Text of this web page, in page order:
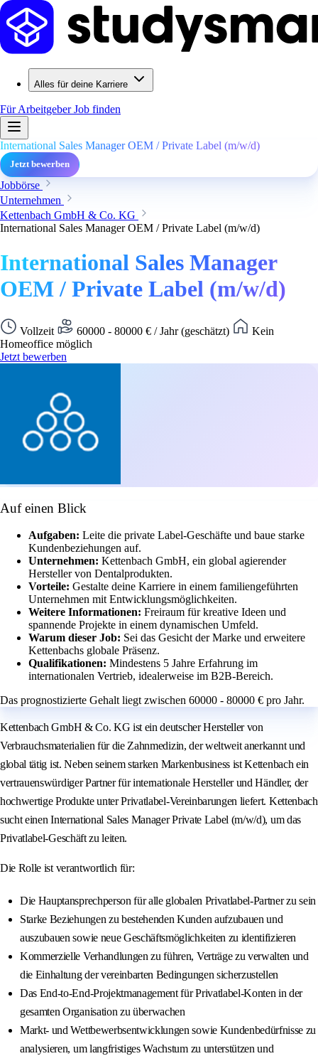
Alles für deine Karriere
Für ArbeitgeberJob finden
International Sales Manager OEM / Private Label (m/w/d)
Jetzt bewerben
Jobbörse
Unternehmen
Kettenbach GmbH & Co. KG
International Sales Manager OEM / Private Label (m/w/d)
International Sales Manager
OEM / Private Label (m/w/d)
Vollzeit 60000 - 80000 € / Jahr (geschätzt)
Kein
Homeoffice möglich
Jetzt bewerben
Auf einen Blick
Aufgaben: Leite die private Label-Geschäfte und baue starke
Kundenbeziehungen auf.
Unternehmen: Kettenbach GmbH, ein global agierender
Hersteller von Dentalprodukten.
Vorteile: Gestalte deine Karriere in einem familiengeführten
Unternehmen mit Entwicklungsmöglichkeiten.
Weitere Informationen: Freiraum für kreative Ideen und
spannende Projekte in einem dynamischen Umfeld.
Warum dieser Job: Sei das Gesicht der Marke und erweitere
Kettenbachs globale Präsenz.
Qualifikationen: Mindestens 5 Jahre Erfahrung im
internationalen Vertrieb, idealerweise im B2B-Bereich.
Das prognostizierte Gehalt liegt zwischen 60000 - 80000 € pro Jahr.
Kettenbach GmbH & Co. KG ist ein deutscher Hersteller von
Verbrauchsmaterialien für die Zahnmedizin, der weltweit anerkannt und
global tätig ist. Neben seinem starken Markenbusiness ist Kettenbach ein
vertrauenswürdiger Partner für internationale Hersteller und Händler, der
hochwertige Produkte unter Privatlabel-Vereinbarungen liefert. Kettenbach
sucht einen International Sales Manager Private Label (m/w/d), um das
Privatlabel-Geschäft zu leiten.
Die Rolle ist verantwortlich für:
Die Hauptansprechperson für alle globalen Privatlabel-Partner zu sein
Starke Beziehungen zu bestehenden Kunden aufzubauen und
auszubauen sowie neue Geschäftsmöglichkeiten zu identifizieren
Kommerzielle Verhandlungen zu führen, Verträge zu verwalten und
die Einhaltung der vereinbarten Bedingungen sicherzustellen
Das End-to-End-Projektmanagement für Privatlabel-Konten in der
gesamten Organisation zu überwachen
Markt- und Wettbewerbsentwicklungen sowie Kundenbedürfnisse zu
analysieren, um langfristiges Wachstum zu unterstützen und